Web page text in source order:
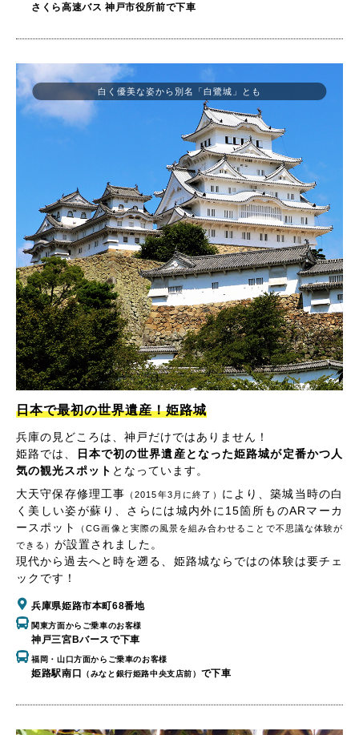
さくら高速バス 神戸市役所前で下車
白く優美な姿から別名「白鷺城」とも
日本で最初の世界遺産！姫路城
兵庫の見どころは、神戸だけではありません！
姫路では、
日本で初の世界遺産となった姫路城が定番かつ人
気の観光スポット となっています。
大天守保存修理工事
（2015年3月に終了）
により、築城当時の白
く美しい姿が蘇り、さらには城内外に15箇所ものARマーカ
ースポット
（CG画像と実際の風景を組み合わせることで不思議な体験が
できる） が設置されました。
現代から過去へと時を遡る、姫路城ならではの体験は要チェ
ックです！
兵庫県姫路市本町68番地
関東方面からご乗車のお客様
神戸三宮Bバースで下車
福岡・山口方面からご乗車のお客様
姫路駅南口 （みなと銀行姫路中央支店前） で下車